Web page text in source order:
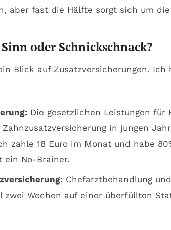
aber fast die Hälfte sorgt sich um
oder Schnickschnack?
Blick auf Zusatzversicherungen.
Die gesetzlichen Leistungen für
in jungen
zahle 18 Euro im Monat und habe
ein No-Brainer.
Chefarztbehandlung
zwei Wochen auf einer überfüllten